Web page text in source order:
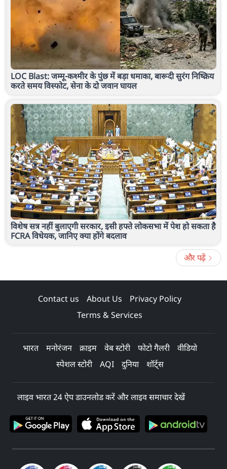
LOC Blast: जम्मू-कश्मीर के पुंछ में बड़ा धमाका, बारूदी सुरंग निष्क्रिय
करते समय विस्फोट, सेना के दो जवान घायल
विशेष सत्र नहीं बुलाएगी सरकार, इसी हफ्ते लोकसभा में पेश हो सकता है
FCRA विधेयक, जानिए क्या होंगे बदलाव
और पढ़ें
Contact us About Us
Privacy Policy
Terms & Services
भारत मनोरंजन क्राइम वेब स्टोरी फोटो गैलरी
वीडियो
स्पेशल स्टोरी
AQI दुनिया शॉर्ट्स
लाइव भारत 24 ऐप डाउनलोड करें और लाइव समाचार देखें